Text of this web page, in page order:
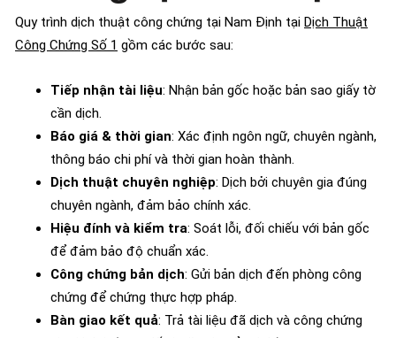
Quy trình dịch thuật công chứng tại Nam Định tại Dịch Thuật
Công Chứng Số 1 gồm các bước sau:
Tiếp nhận tài liệu: Nhận bản gốc hoặc bản sao giấy tờ
cần dịch.
Báo giá & thời gian: Xác định ngôn ngữ, chuyên ngành,
thông báo chi phí và thời gian hoàn thành.
Dịch thuật chuyên nghiệp: Dịch bởi chuyên gia đúng
chuyên ngành, đảm bảo chính xác.
Hiệu đính và kiểm tra: Soát lỗi, đối chiếu với bản gốc
để đảm bảo độ chuẩn xác.
Công chứng bản dịch: Gửi bản dịch đến phòng công
chứng để chứng thực hợp pháp.
Bàn giao kết quả: Trả tài liệu đã dịch và công chứng